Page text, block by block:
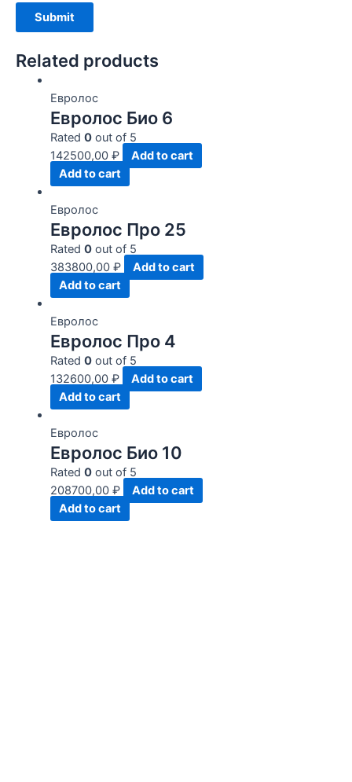
Related products
Евролос
Евролос Био 6
Rated 0out of 5
142500,00 ₽
Add to cart
Add to cart
Евролос
Евролос Про 25
Rated 0out of 5
383800,00 ₽
Add to cart
Add to cart
Евролос
Евролос Про 4
Rated 0out of 5
132600,00 ₽
Add to cart
Add to cart
Евролос
Евролос Био 10
Rated 0out of 5
208700,00 ₽
Add to cart
Add to cart